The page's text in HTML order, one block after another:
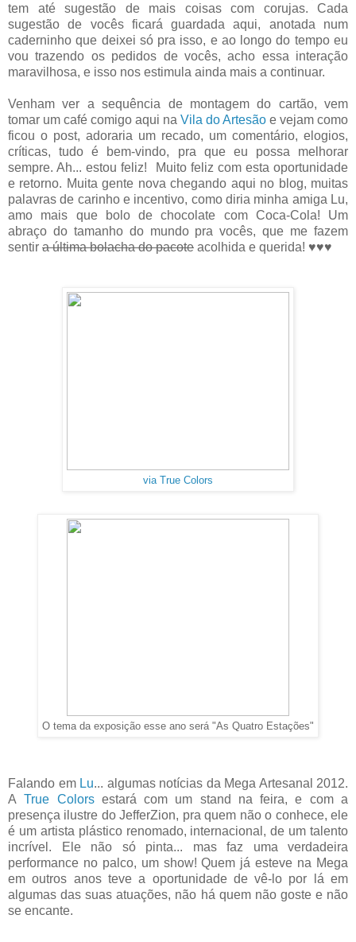
tem até sugestão de mais coisas com corujas. Cada
sugestão de vocês ficará guardada aqui, anotada num
caderninho que deixei só pra isso, e ao longo do tempo eu
vou trazendo os pedidos de vocês, acho essa interação
maravilhosa, e isso nos estimula ainda mais a continuar.
Venham ver a sequência de montagem do cartão, vem
tomar um café comigo aqui na Vila do Artesão e vejam como
ficou o post, adoraria um recado, um comentário, elogios,
críticas, tudo é bem-vindo, pra que eu possa melhorar
sempre. Ah... estou feliz! Muito feliz com esta oportunidade
e retorno. Muita gente nova chegando aqui no blog, muitas
palavras de carinho e incentivo, como diria minha amiga Lu,
amo mais que bolo de chocolate com Coca-Cola! Um
abraço do tamanho do mundo pra vocês, que me fazem
sentir a última bolacha do pacote acolhida e querida! ♥♥♥
via True Colors
O tema da exposição esse ano será "As Quatro Estações"
Falando em Lu... algumas notícias da Mega Artesanal 2012.
ATrue Colorsestará com um stand na feira, e com a
presença ilustre do JefferZion, pra quem não o conhece, ele
é um artista plástico renomado, internacional, de um talento
incrível. Ele não só pinta... mas faz uma verdadeira
performance no palco, um show! Quem já esteve na Mega
em outros anos teve a oportunidade de vê-lo por lá em
algumas das suas atuações, não há quem não goste e não
se encante.